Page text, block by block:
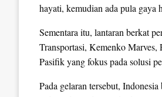
hayati, kemudian ada pula gaya
Sementara itu, lantaran berkat
Transportasi, Kemenko
Pasifik yang fokus pada solusi
Pada gelaran tersebut,